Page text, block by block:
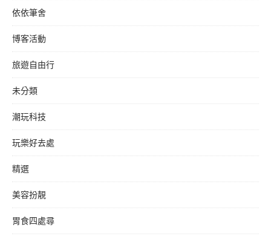
依依筆舍
博客活動
旅遊自由行
未分類
潮玩科技
玩樂好去處
精選
美容扮靚
胃食四處尋